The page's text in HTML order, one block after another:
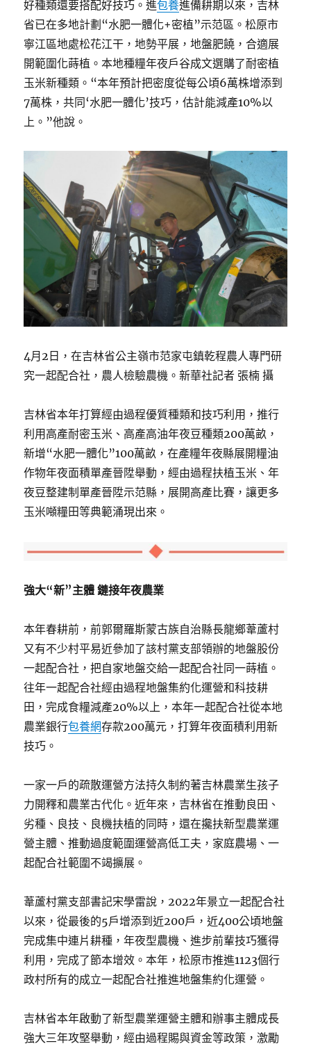
好種類還要搭配好技巧。進包養進備耕期以來，吉林
省已在多地計劃“水肥一體化+密植”示范區。松原市
寧江區地處松花江干，地勢平展，地盤肥饒，合適展
開範圍化蒔植。本地種糧年夜戶谷成文選購了耐密植
玉米新種類。“本年預計把密度從每公頃6萬株增添到
7萬株，共同‘水肥一體化’技巧，估計能減產10%以
上。”他說。
4月2日，在吉林省公主嶺市范家屯鎮乾程農人專門研
究一起配合社，農人檢驗農機。新華社記者 張楠 攝
吉林省本年打算經由過程優質種類和技巧利用，推行
利用高產耐密玉米、高產高油年夜豆種類200萬畝，
新增“水肥一體化”100萬畝，在產糧年夜縣展開糧油
作物年夜面積單產晉陞舉動，經由過程扶植玉米、年
夜豆整建制單產晉陞示范縣，展開高產比賽，讓更多
玉米噸糧田等典範涌現出來。
強大“新”主體 鏈接年夜農業
本年春耕前，前郭爾羅斯蒙古族自治縣長龍鄉葦蘆村
又有不少村平易近參加了該村黨支部領辦的地盤股份
一起配合社，把自家地盤交給一起配合社同一蒔植。
往年一起配合社經由過程地盤集約化運營和科技耕
田，完成食糧減產20%以上，本年一起配合社從本地
農業銀行包養網存款200萬元，打算年夜面積利用新
技巧。
一家一戶的疏散運營方法持久制約著吉林農業生孩子
力開釋和農業古代化。近年來，吉林省在推動良田、
劣種、良技、良機扶植的同時，還在攙扶新型農業運
營主體、推動過度範圍運營高低工夫，家庭農場、一
起配合社範圍不竭擴展。
葦蘆村黨支部書記宋學雷說，2022年景立一起配合社
以來，從最後的5戶增添到近200戶，近400公頃地盤
完成集中連片耕種，年夜型農機、進步前輩技巧獲得
利用，完成了節本增效。本年，松原市推進1123個行
政村所有的成立一起配合社推進地盤集約化運營。
吉林省本年啟動了新型農業運營主體和辦事主體成長
強大三年攻堅舉動，經由過程賜與資金等政策，激勵